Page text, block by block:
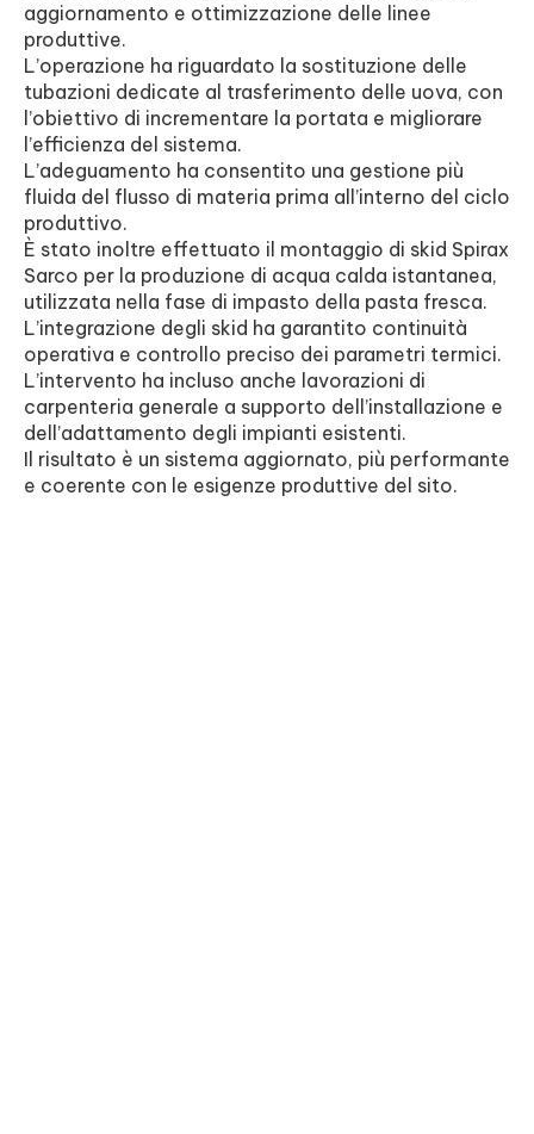
aggiornamento e ottimizzazione delle linee
produttive.
L’operazione ha riguardato la sostituzione delle
tubazioni dedicate al trasferimento delle uova, con
l’obiettivo di incrementare la portata e migliorare
l’efficienza del sistema.
L’adeguamento ha consentito una gestione più
fluida del flusso di materia prima all’interno del ciclo
produttivo.
È stato inoltre effettuato il montaggio di skid Spirax
Sarco per la produzione di acqua calda istantanea,
utilizzata nella fase di impasto della pasta fresca.
L’integrazione degli skid ha garantito continuità
operativa e controllo preciso dei parametri termici.
L’intervento ha incluso anche lavorazioni di
carpenteria generale a supporto dell’installazione e
dell’adattamento degli impianti esistenti.
Il risultato è un sistema aggiornato, più performante
e coerente con le esigenze produttive del sito.